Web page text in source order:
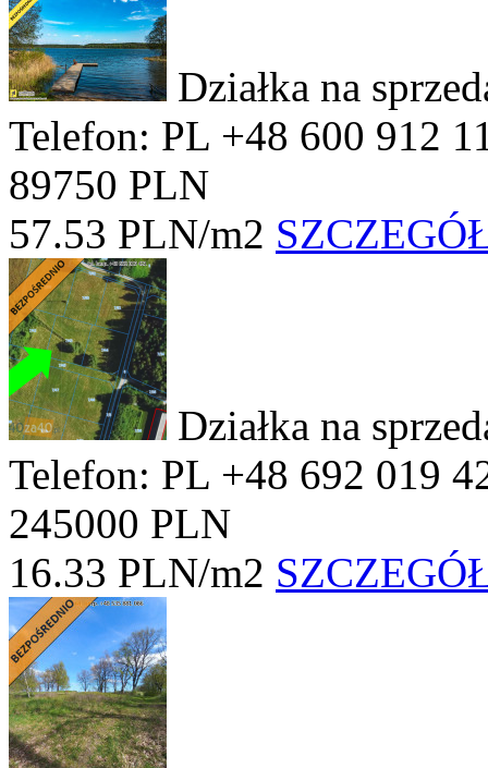
Działka na
Telefon: PL +48 600 912
89750 PLN
57.53 PLN/m2
Działka na
Telefon: PL +48 692 019
245000 PLN
16.33 PLN/m2